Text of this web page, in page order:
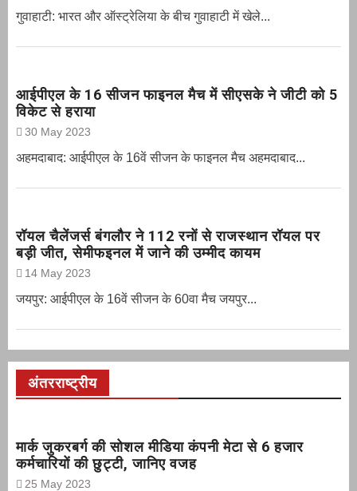
गुवाहाटी: भारत और ऑस्‍ट्रेलिया के बीच गुवाहाटी में खेले...
आईपीएल के 16 सीजन फाइनल मैच में सीएसके ने जीटी को 5
विकेट से हराया
30 May 2023
अहमदाबाद: आईपीएल के 16वें सीजन के फाइनल मैच अहमदाबाद...
रॉयल चैलेंजर्स बंगलौर ने 112 रनों से राजस्थान रॉयल पर
बड़ी जीत, सेमीफइनल में जाने की उम्मीद कायम
14 May 2023
जयपुर: आईपीएल के 16वें सीजन के 60वा मैच जयपुर...
अंतरराष्ट्रीय
मार्क जुकरबर्ग की सोशल मीडिया कंपनी मेटा से 6 हजार
कर्मचारियों की छुट्टी, जानिए वजह
25 May 2023